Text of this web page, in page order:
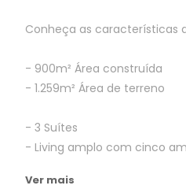
Conheça as características
- 900m² Área construída
- 1.259m² Área de terreno
- 3 Suítes
- Living amplo com cinco
Ver mais